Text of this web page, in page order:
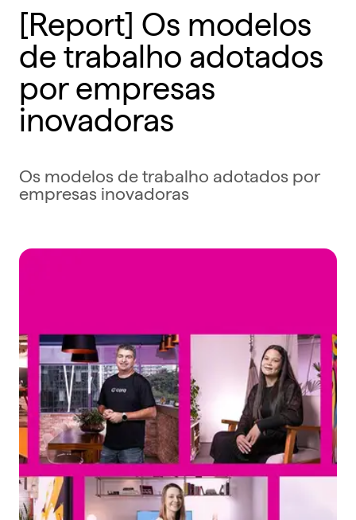
[Report] Os modelos
de trabalho adotados
por empresas
inovadoras
Os modelos de trabalho adotados por
empresas inovadoras